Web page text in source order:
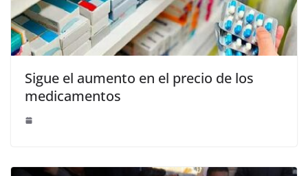
Sigue el aumento en el precio de los
medicamentos